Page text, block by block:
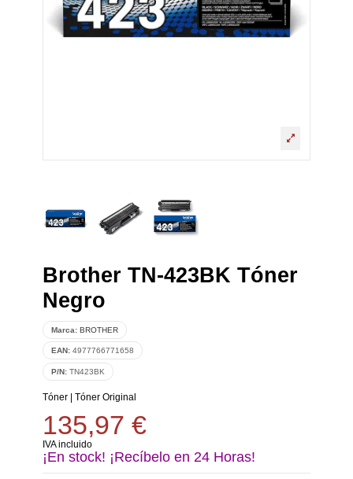
Brother TN-423BK Tóner
Negro
Marca: BROTHER
EAN: 4977766771658
P/N: TN423BK
Tóner| Tóner Original
135,97 €
IVA incluido
¡En stock! ¡Recíbelo en 24 Horas!